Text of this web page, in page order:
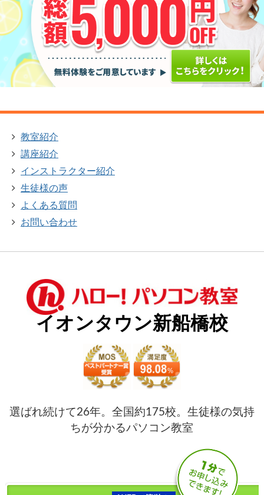
教室紹介
講座紹介
インストラクター紹介
生徒様の声
よくある質問
お問い合わせ
イオンタウン新船橋校
選ばれ続けて26年。全国約175校。生徒様の気持
ちが分かるパソコン教室